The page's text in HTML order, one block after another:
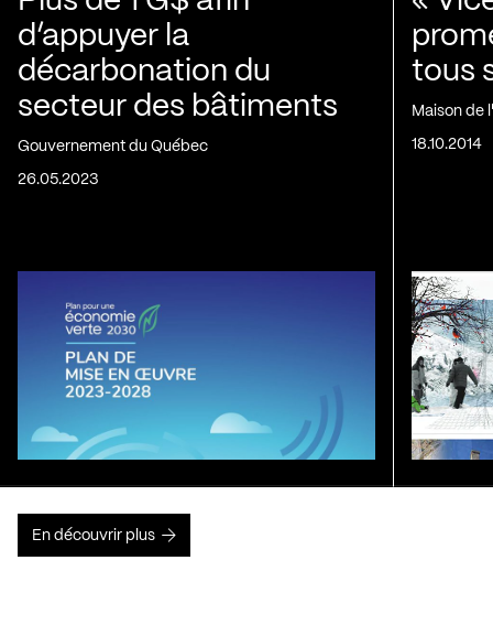
d’appuyer la
décarbonation du
secteur des bâtiments
Gouvernement du Québec
26.05.2023
tous
Maison de
18.10.2014
En découvrir plus